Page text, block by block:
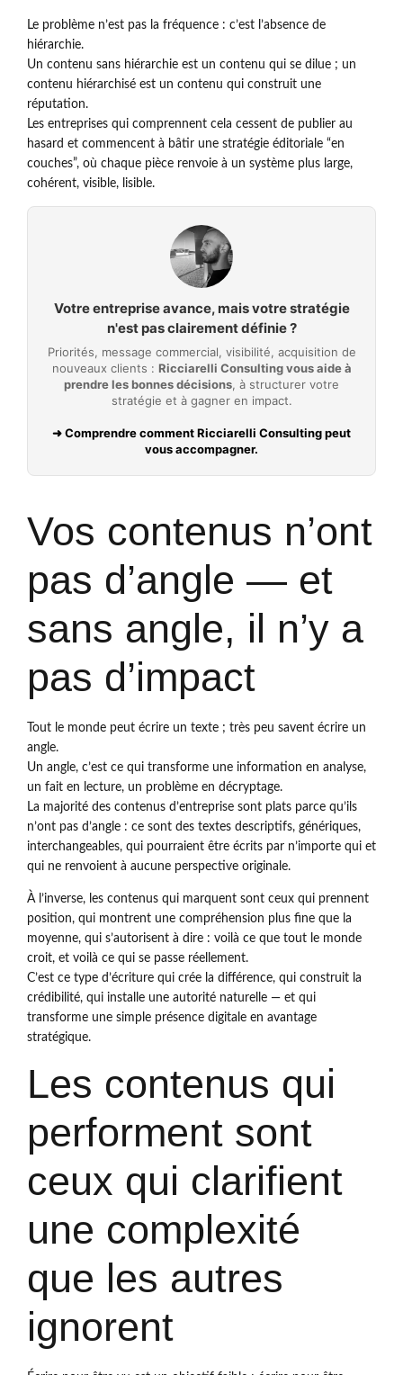
Le problème n’est pas la fréquence : c’est l’absence de
hiérarchie.
Un contenu sans hiérarchie est un contenu qui se dilue ; un
contenu hiérarchisé est un contenu qui construit une
réputation.
Les entreprises qui comprennent cela cessent de publier au
hasard et commencent à bâtir une stratégie éditoriale “en
couches”, où chaque pièce renvoie à un système plus large,
cohérent, visible, lisible.
Votre entreprise avance, mais votre stratégie
n'est pas clairement définie ?
Priorités, message commercial, visibilité, acquisition de
nouveaux clients : Ricciarelli Consulting vous aide à
prendre les bonnes décisions, à structurer votre
stratégie et à gagner en impact.
➜ Comprendre comment Ricciarelli Consulting peut
vous accompagner.
Vos contenus n’ont
pas d’angle — et
sans angle, il n’y a
pas d’impact
Tout le monde peut écrire un texte ; très peu savent écrire un
angle.
Un angle, c’est ce qui transforme une information en analyse,
un fait en lecture, un problème en décryptage.
La majorité des contenus d’entreprise sont plats parce qu’ils
n’ont pas d’angle : ce sont des textes descriptifs, génériques,
interchangeables, qui pourraient être écrits par n’importe qui et
qui ne renvoient à aucune perspective originale.
À l’inverse, les contenus qui marquent sont ceux qui prennent
position, qui montrent une compréhension plus fine que la
moyenne, qui s’autorisent à dire : voilà ce que tout le monde
croit, et voilà ce qui se passe réellement.
C’est ce type d’écriture qui crée la différence, qui construit la
crédibilité, qui installe une autorité naturelle — et qui
transforme une simple présence digitale en avantage
stratégique.
Les contenus qui
performent sont
ceux qui clarifient
une complexité
que les autres
ignorent